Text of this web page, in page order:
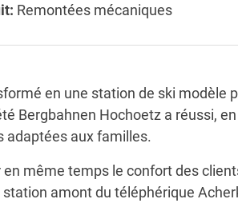
Remontées mécaniques
en une station de ski modèle
Bergbahnen Hochoetz a réussi,
adaptées aux familles.
même temps le confort des
amont du téléphérique